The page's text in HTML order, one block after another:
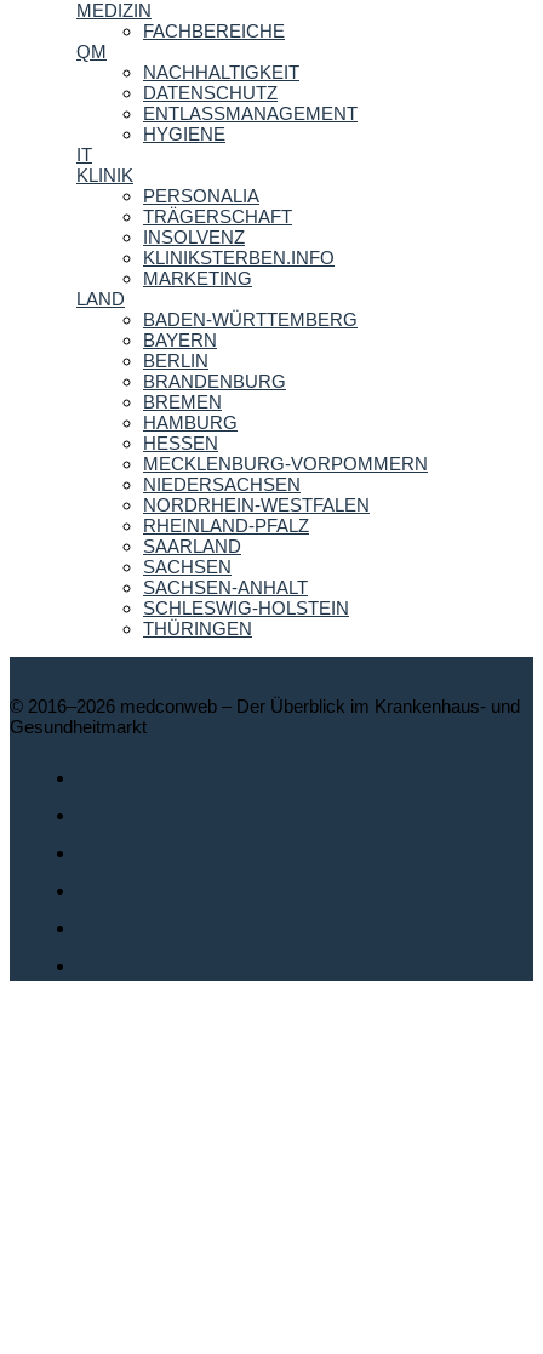
MEDIZIN
FACHBEREICHE
QM
NACHHALTIGKEIT
DATENSCHUTZ
ENTLASSMANAGEMENT
HYGIENE
IT
KLINIK
PERSONALIA
TRÄGERSCHAFT
INSOLVENZ
KLINIKSTERBEN.INFO
MARKETING
LAND
BADEN-WÜRTTEMBERG
BAYERN
BERLIN
BRANDENBURG
BREMEN
HAMBURG
HESSEN
MECKLENBURG-VORPOMMERN
NIEDERSACHSEN
NORDRHEIN-WESTFALEN
RHEINLAND-PFALZ
SAARLAND
SACHSEN
SACHSEN-ANHALT
SCHLESWIG-HOLSTEIN
THÜRINGEN
© 2016–2026 medconweb – Der Überblick im Krankenhaus- und
Gesundheitmarkt